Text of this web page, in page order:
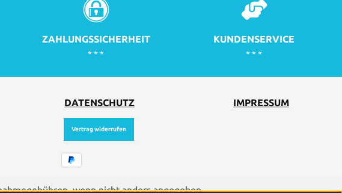
ZAHLUNGSSICHERHEIT
* * *
KUNDENSERVICE
* * *
DATENSCHUTZ IMPRESSUM
Vertrag widerrufen
wenn nicht anders angegeben.